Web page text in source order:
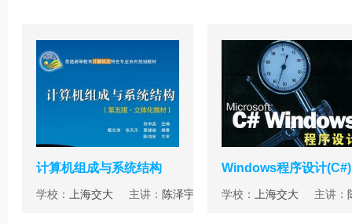
计算机组成与系统结构
学校： 上海交大 主讲： 陈泽宇
Windows程序设计(C#)
学校： 上海交大 主讲：